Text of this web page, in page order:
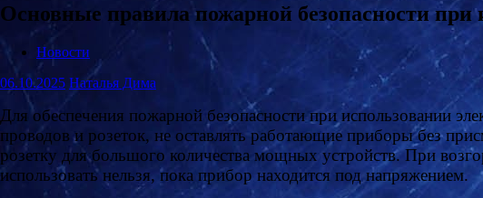
Основные правила пожарной безопасности
Новости
06.10.2025 Наталья Дима
Для обеспечения пожарной безопасности при использовании
проводов и розеток, не оставлять работающие приборы без
розетку для большого количества мощных устройств. При
использовать нельзя, пока прибор находится под напряжением.